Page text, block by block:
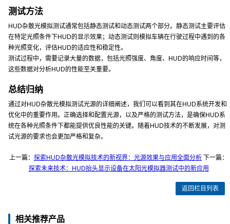
测试方法
HUD杂散光模拟测试通常包括静态测试和动态测试两个部分。静态测试主要评估
在特定光照条件下HUD的显示效果；动态测试则模拟车辆在行驶过程中遇到的各
种光照变化，评估HUD的适应性和稳定性。
测试过程中，需要记录大量的数据，包括光照强度、角度、HUD的响应时间等，
这些数据对分析HUD的性能至关重要。
总结归纳
通过对HUD杂散光模拟测试光源的详细阐述，我们可以看到其在HUD系统开发和
优化中的重要作用。正确选择和配置光源，以及严格的测试方法，是确保HUD系
统在各种光照条件下都能提供优良性能的关键。随着HUD技术的不断发展，对测
试光源的要求也会更加严格和复杂。
上一篇：探索HUD杂散光模拟技术的新视界：光源效果与应用全面分析 下一篇：
探索未来技术：HUD抬头显示设备在太阳光模拟器测试中的新应用
返回栏目列表
相关推荐产品